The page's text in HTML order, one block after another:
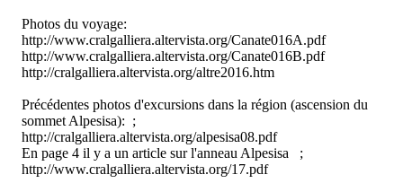
Photos du voyage:
http://www.cralgalliera.altervista.org/Canate016A.pdf
http://www.cralgalliera.altervista.org/Canate016B.pdf
http://cralgalliera.altervista.org/altre2016.htm
Précédentes photos d'excursions dans la région (ascension du
sommet Alpesisa): ;
http://cralgalliera.altervista.org/alpesisa08.pdf
En page 4 il y a un article sur l'anneau Alpesisa ;
http://www.cralgalliera.altervista.org/17.pdf